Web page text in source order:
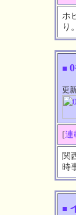
ホ
り
■
更
[連
関
時
■